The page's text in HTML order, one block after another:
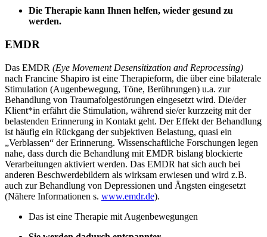
Die Therapie kann Ihnen helfen, wieder gesund zu
werden.
EMDR
Das EMDR (Eye Movement Desensitization and Reprocessing)
nach Francine Shapiro ist eine Therapieform, die über eine bilaterale
Stimulation (Augenbewegung, Töne, Berührungen) u.a. zur
Behandlung von Traumafolgestörungen eingesetzt wird. Die/der
Klient*in erfährt die Stimulation, während sie/er kurzzeitg mit der
belastenden Erinnerung in Kontakt geht. Der Effekt der Behandlung
ist häufig ein Rückgang der subjektiven Belastung, quasi ein
„Verblassen“ der Erinnerung. Wissenschaftliche Forschungen legen
nahe, dass durch die Behandlung mit EMDR bislang blockierte
Verarbeitungen aktiviert werden. Das EMDR hat sich auch bei
anderen Beschwerdebildern als wirksam erwiesen und wird z.B.
auch zur Behandlung von Depressionen und Ängsten eingesetzt
(Nähere Informationen s. www.emdr.de).
Das ist eine Therapie mit Augenbewegungen